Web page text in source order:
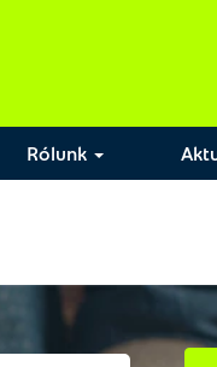
Rólunk